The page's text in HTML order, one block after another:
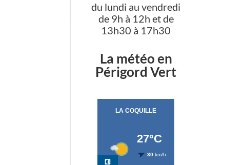
du lundi au vendredi
de 9h à 12h et de
13h30 à 17h30
La météo en
Périgord Vert